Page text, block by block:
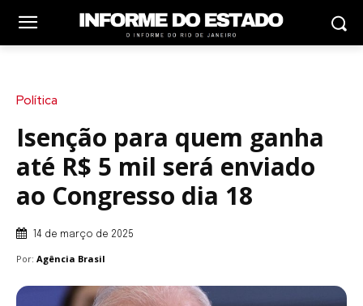
Política
Isenção para quem ganha
até R$ 5 mil será enviado
ao Congresso dia 18
14 de março de 2025
Por: Agência Brasil